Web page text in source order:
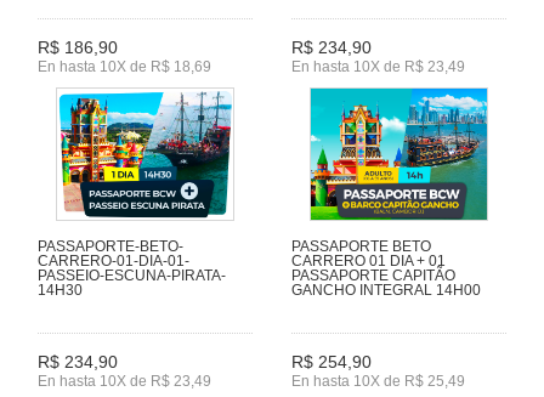
R$ 186,90
En hasta 10X de R$ 18,69
R$ 234,90
En hasta 10X de R$ 23,49
PASSAPORTE-BETO-
CARRERO-01-DIA-01-
PASSEIO-ESCUNA-PIRATA-
14H30
R$ 234,90
En hasta 10X de R$ 23,49
PASSAPORTE BETO
CARRERO 01 DIA + 01
PASSAPORTE CAPITÃO
GANCHO INTEGRAL 14H00
R$ 254,90
En hasta 10X de R$ 25,49